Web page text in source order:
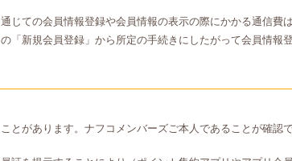
ての会員情報登録や会員情報の表示の際にかかる通信費
新規会員登録」から所定の手続きにしたがって会員情報
があります。ナフコメンバーズご本人であることが確認